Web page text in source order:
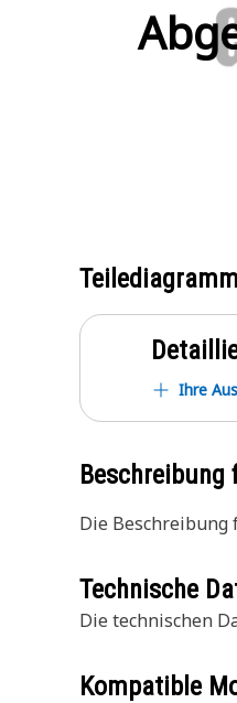
Ihre
Die Beschreibung
Technische
Die technischen
Kompatible